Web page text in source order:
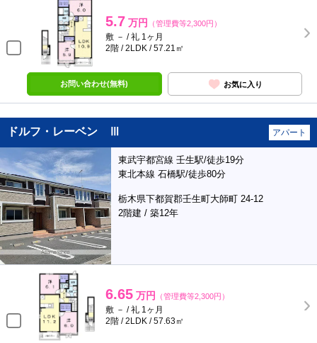
5.7 万円 （管理費等2,300円）
敷 － / 礼 1ヶ月
2階 / 2LDK / 57.21㎡
お問い合わせ(無料) お気に入り
ドルフ・レーベン Ⅲ アパート
東武宇都宮線 壬生駅/徒歩19分
東北本線 石橋駅/徒歩80分
栃木県下都賀郡壬生町大師町 24-12
2階建 / 築12年
6.65 万円 （管理費等2,300円）
敷 － / 礼 1ヶ月
2階 / 2LDK / 57.63㎡